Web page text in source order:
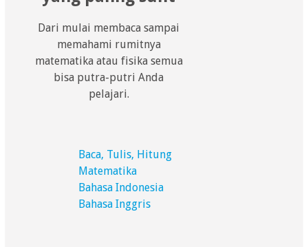
Dari mulai membaca sampai
memahami rumitnya
matematika atau fisika semua
bisa putra-putri Anda
pelajari.
Baca, Tulis, Hitung
Matematika
Bahasa Indonesia
Bahasa Inggris